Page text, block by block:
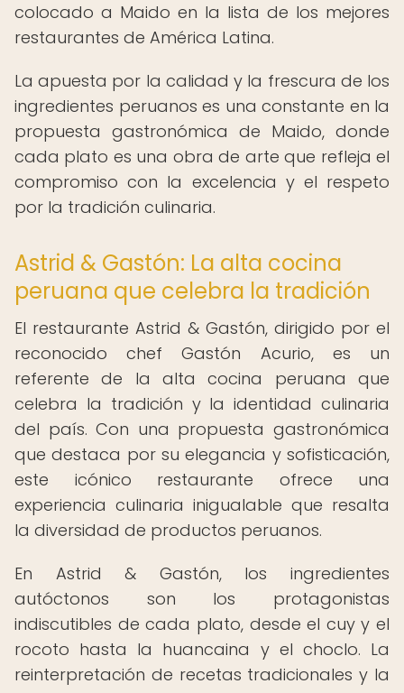
colocado a Maido en la lista de los mejores
restaurantes de América Latina.
La apuesta por la calidad y la frescura de los
ingredientes peruanos es una constante en la
propuesta gastronómica de Maido, donde
cada plato es una obra de arte que refleja el
compromiso con la excelencia y el respeto
por la tradición culinaria.
Astrid & Gastón: La alta cocina
peruana que celebra la tradición
El restaurante Astrid & Gastón, dirigido por el
reconocido chef Gastón Acurio, es un
referente de la alta cocina peruana que
celebra la tradición y la identidad culinaria
del país. Con una propuesta gastronómica
que destaca por su elegancia y sofisticación,
este icónico restaurante ofrece una
experiencia culinaria inigualable que resalta
la diversidad de productos peruanos.
En Astrid & Gastón, los ingredientes
autóctonos son los protagonistas
indiscutibles de cada plato, desde el cuy y el
rocoto hasta la huancaina y el choclo. La
reinterpretación de recetas tradicionales y la